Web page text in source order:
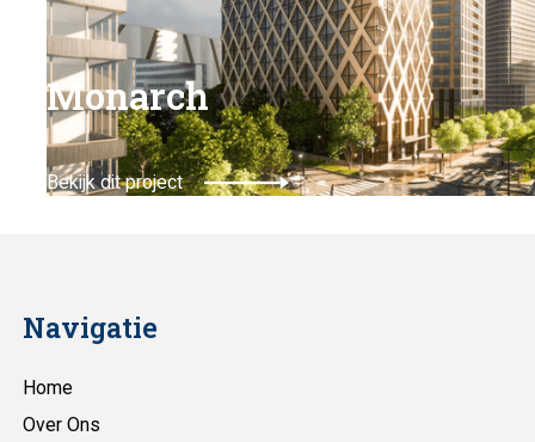
Monarch
Bekijk dit project
Navigatie
Home
Over Ons